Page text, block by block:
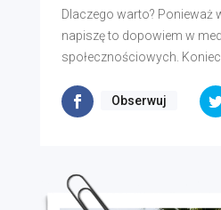
Dlaczego warto? Ponieważ
napiszę to dopowiem w
społecznościowych.
Obserwuj